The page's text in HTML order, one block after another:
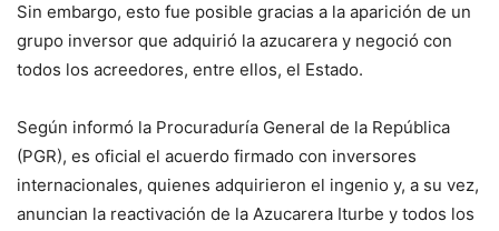
Sin embargo, esto fue posible gracias a la aparición de un
grupo inversor que adquirió la azucarera y negoció con
todos los acreedores, entre ellos, el Estado.
Según informó la Procuraduría General de la República
(PGR), es oficial el acuerdo firmado con inversores
internacionales, quienes adquirieron el ingenio y, a su vez,
anuncian la reactivación de la Azucarera Iturbe y todos los